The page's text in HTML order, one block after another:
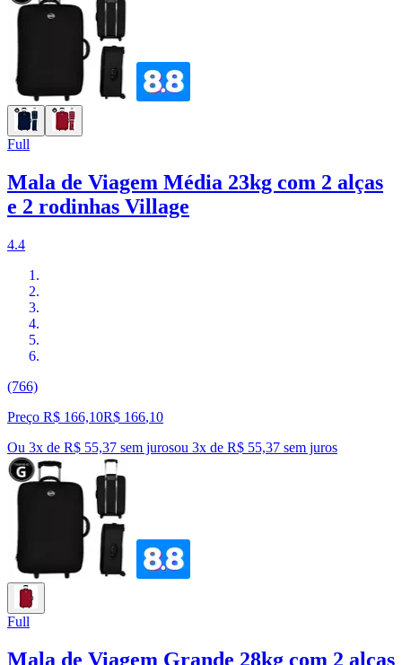
Full
Mala de Viagem Média 23kg com 2 alças
e 2 rodinhas Village
4.4
(766)
Preço R$ 166,10R$ 166,10
Ou 3x de R$ 55,37 sem jurosou 3x de R$ 55,37 sem juros
Full
Mala de Viagem Grande 28kg com 2 alças